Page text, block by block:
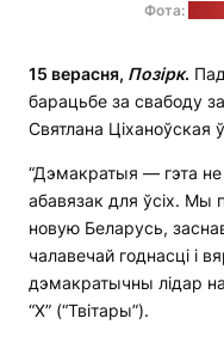
Фота:
15 верасня, Позірк.
барацьбе за свабоду
Святлана
“Дэмакратыя — гэта не
абавязак для ўсіх. Мы
новую Беларусь,
чалавечай годнасці і
дэмакратычны лідар
“Х” (“Твітары”).